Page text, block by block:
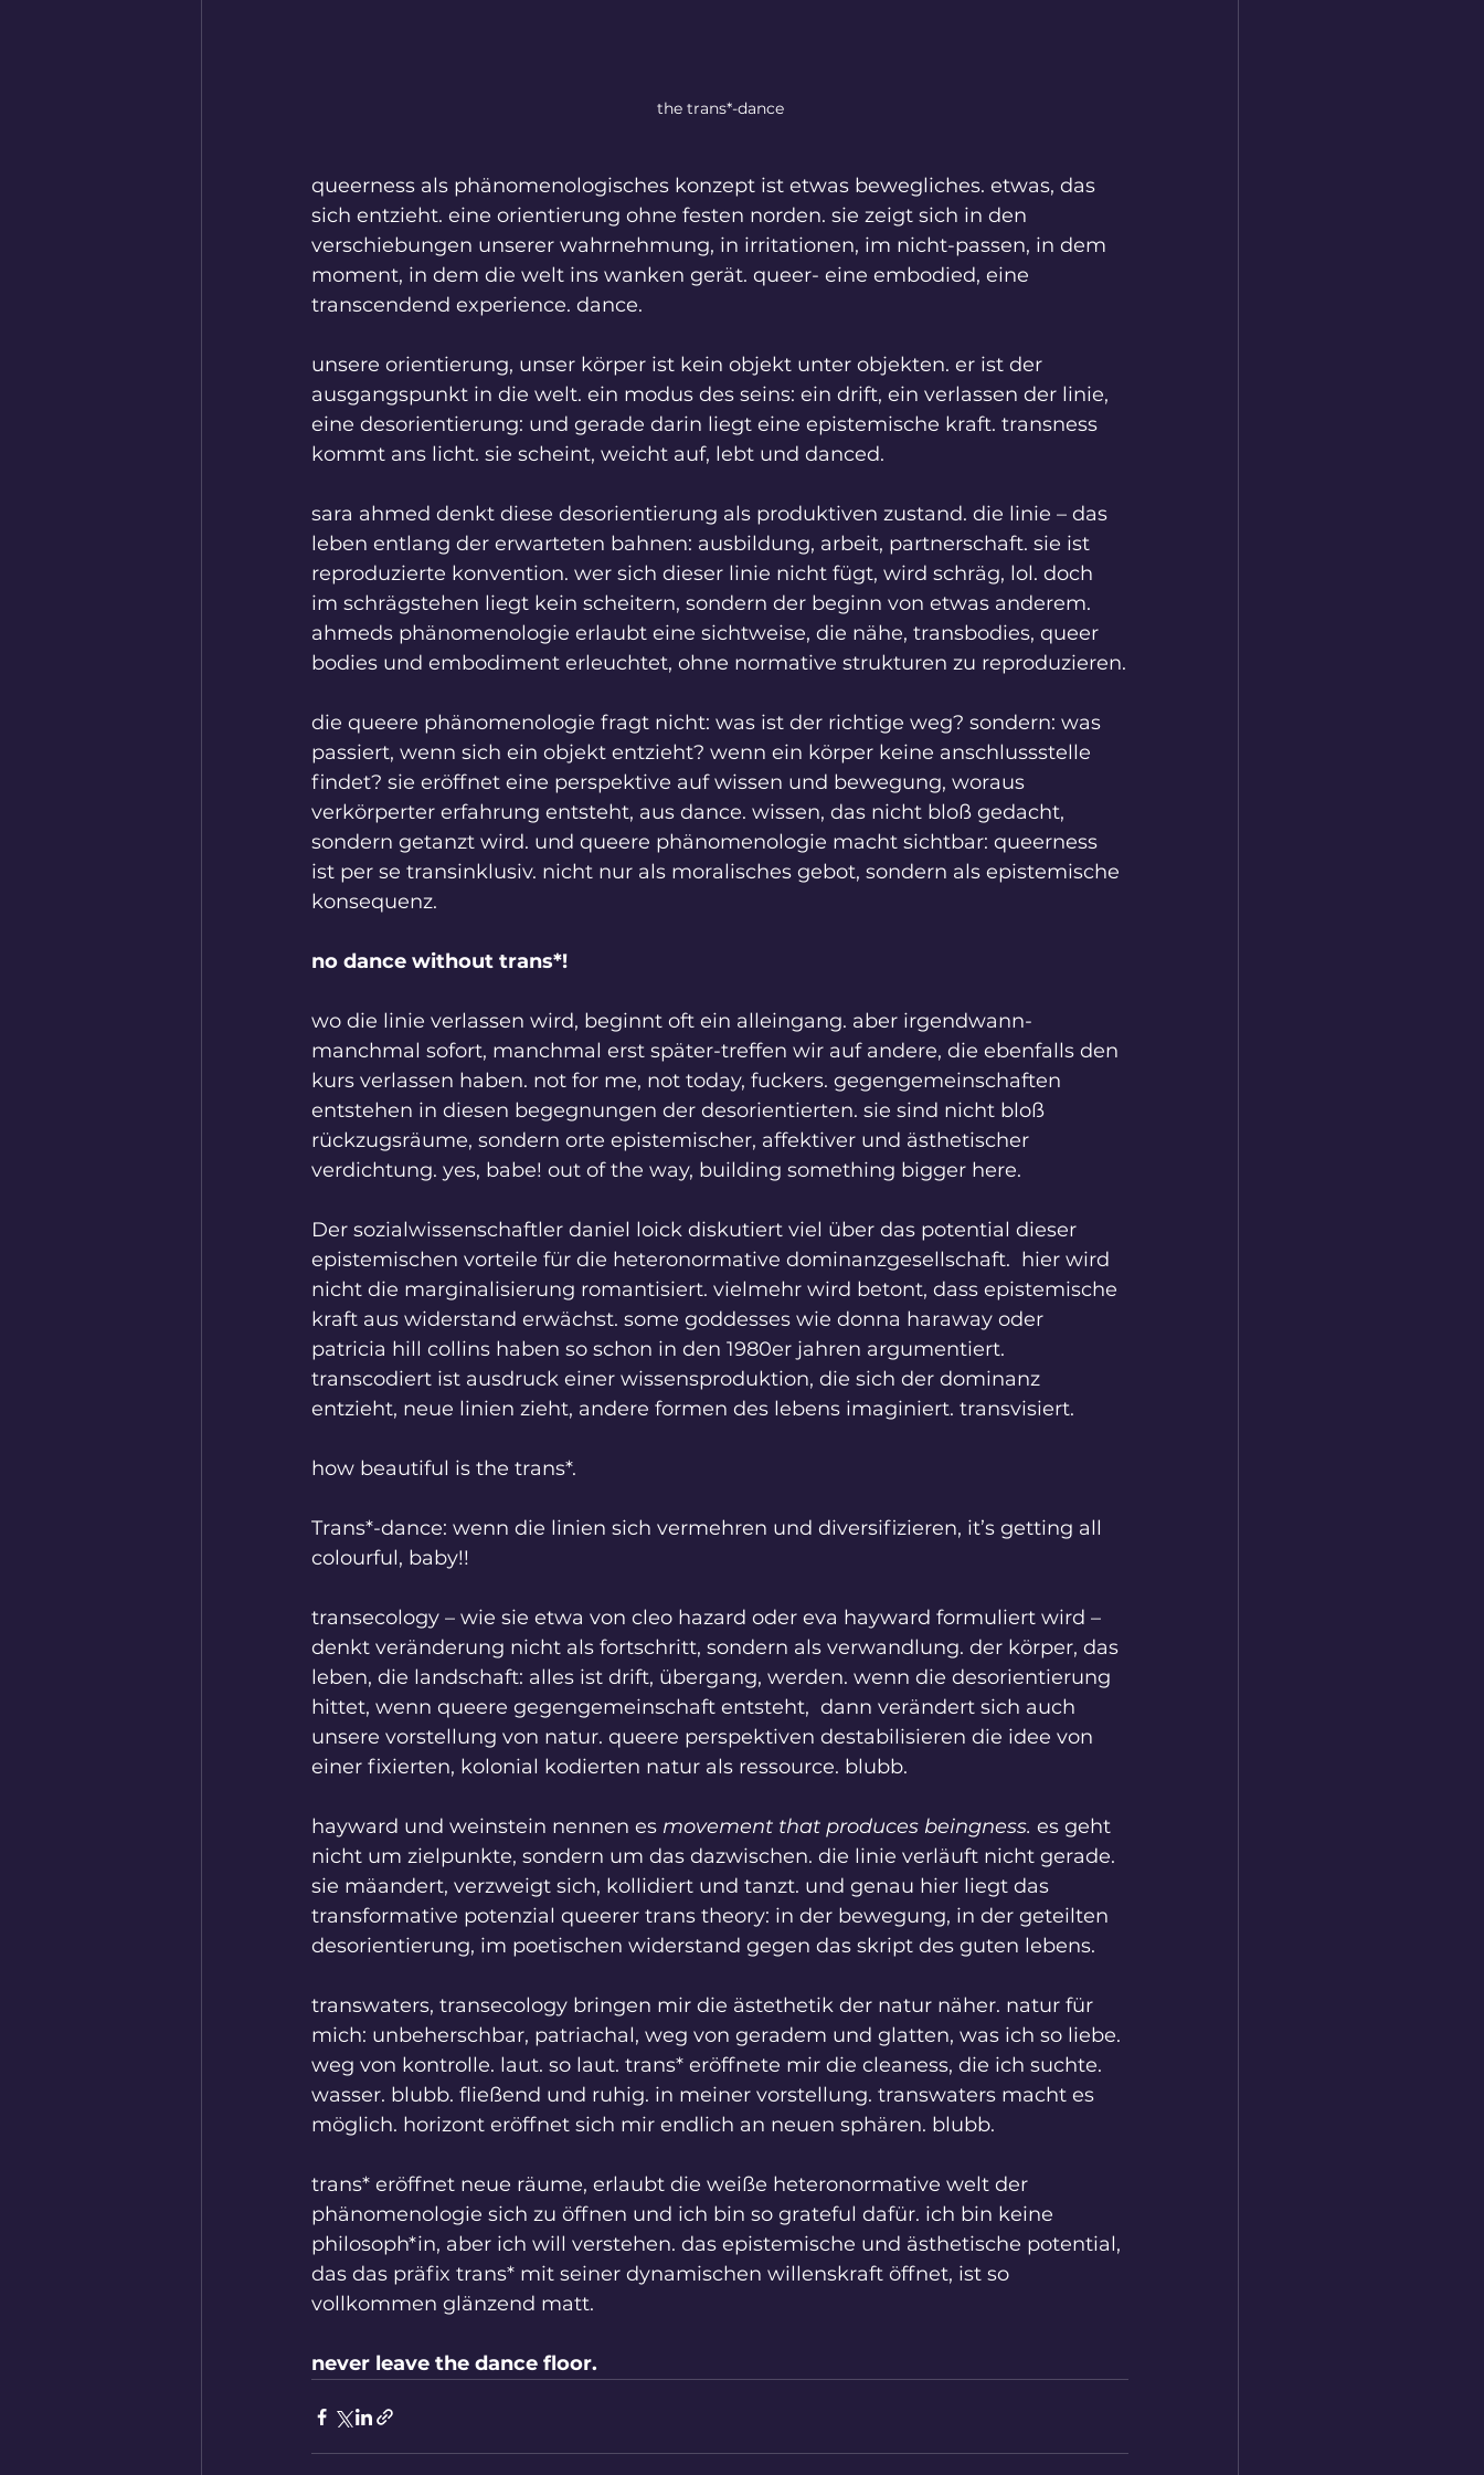
the trans*-dance
queerness als phänomenologisches konzept ist etwas bewegliches. etwas, das
sich entzieht. eine orientierung ohne festen norden. sie zeigt sich in den
verschiebungen unserer wahrnehmung, in irritationen, im nicht-passen, in dem
moment, in dem die welt ins wanken gerät. queer- eine embodied, eine
transcendend experience. dance.
unsere orientierung, unser körper ist kein objekt unter objekten. er ist der
ausgangspunkt in die welt. ein modus des seins: ein drift, ein verlassen der linie,
eine desorientierung: und gerade darin liegt eine epistemische kraft. transness
kommt ans licht. sie scheint, weicht auf, lebt und danced.
sara ahmed denkt diese desorientierung als produktiven zustand. die linie – das
leben entlang der erwarteten bahnen: ausbildung, arbeit, partnerschaft. sie ist
reproduzierte konvention. wer sich dieser linie nicht fügt, wird schräg, lol. doch
im schrägstehen liegt kein scheitern, sondern der beginn von etwas anderem.
ahmeds phänomenologie erlaubt eine sichtweise, die nähe, transbodies, queer
bodies und embodiment erleuchtet, ohne normative strukturen zu reproduzieren.
die queere phänomenologie fragt nicht: was ist der richtige weg? sondern: was
passiert, wenn sich ein objekt entzieht? wenn ein körper keine anschlussstelle
findet? sie eröffnet eine perspektive auf wissen und bewegung, woraus
verkörperter erfahrung entsteht, aus dance. wissen, das nicht bloß gedacht,
sondern getanzt wird. und queere phänomenologie macht sichtbar: queerness
ist per se transinklusiv. nicht nur als moralisches gebot, sondern als epistemische
konsequenz.
no dance without trans*!
wo die linie verlassen wird, beginnt oft ein alleingang. aber irgendwann-
manchmal sofort, manchmal erst später-treffen wir auf andere, die ebenfalls den
kurs verlassen haben. not for me, not today, fuckers. gegengemeinschaften
entstehen in diesen begegnungen der desorientierten. sie sind nicht bloß
rückzugsräume, sondern orte epistemischer, affektiver und ästhetischer
verdichtung. yes, babe! out of the way, building something bigger here.
Der sozialwissenschaftler daniel loick diskutiert viel über das potential dieser
epistemischen vorteile für die heteronormative dominanzgesellschaft.  hier wird
nicht die marginalisierung romantisiert. vielmehr wird betont, dass epistemische
kraft aus widerstand erwächst. some goddesses wie donna haraway oder
patricia hill collins haben so schon in den 1980er jahren argumentiert.
transcodiert ist ausdruck einer wissensproduktion, die sich der dominanz
entzieht, neue linien zieht, andere formen des lebens imaginiert. transvisiert.
how beautiful is the trans*.
Trans*-dance: wenn die linien sich vermehren und diversifizieren, it’s getting all
colourful, baby!!
transecology – wie sie etwa von cleo hazard oder eva hayward formuliert wird –
denkt veränderung nicht als fortschritt, sondern als verwandlung. der körper, das
leben, die landschaft: alles ist drift, übergang, werden. wenn die desorientierung
hittet, wenn queere gegengemeinschaft entsteht,  dann verändert sich auch
unsere vorstellung von natur. queere perspektiven destabilisieren die idee von
einer fixierten, kolonial kodierten natur als ressource. blubb.
hayward und weinstein nennen es movement that produces beingness. es geht
nicht um zielpunkte, sondern um das dazwischen. die linie verläuft nicht gerade.
sie mäandert, verzweigt sich, kollidiert und tanzt. und genau hier liegt das
transformative potenzial queerer trans theory: in der bewegung, in der geteilten
desorientierung, im poetischen widerstand gegen das skript des guten lebens.
transwaters, transecology bringen mir die ästethetik der natur näher. natur für
mich: unbeherschbar, patriachal, weg von geradem und glatten, was ich so liebe.
weg von kontrolle. laut. so laut. trans* eröffnete mir die cleaness, die ich suchte.
wasser. blubb. fließend und ruhig. in meiner vorstellung. transwaters macht es
möglich. horizont eröffnet sich mir endlich an neuen sphären. blubb.
trans* eröffnet neue räume, erlaubt die weiße heteronormative welt der
phänomenologie sich zu öffnen und ich bin so grateful dafür. ich bin keine
philosoph*in, aber ich will verstehen. das epistemische und ästhetische potential,
das das präfix trans* mit seiner dynamischen willenskraft öffnet, ist so
vollkommen glänzend matt.
never leave the dance floor.